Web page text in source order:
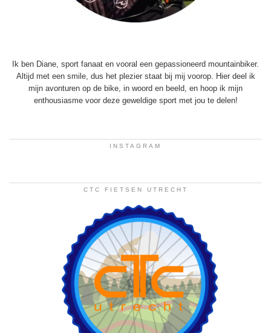
Ik ben Diane, sport fanaat en vooral een gepassioneerd mountainbiker.
Altijd met een smile, dus het plezier staat bij mij voorop. Hier deel ik
mijn avonturen op de bike, in woord en beeld, en hoop ik mijn
enthousiasme voor deze geweldige sport met jou te delen!
INSTAGRAM
CTC FIETSEN UTRECHT